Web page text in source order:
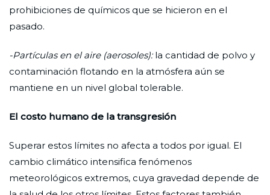
prohibiciones de químicos que se hicieron en el
pasado.
-Partículas en el aire (aerosoles):la cantidad de polvo y
contaminación flotando en la atmósfera aún se
mantiene en un nivel global tolerable.
El costo humano de la transgresión
Superar estos límites no afecta a todos por igual. El
cambio climático intensifica fenómenos
meteorológicos extremos, cuya gravedad depende de